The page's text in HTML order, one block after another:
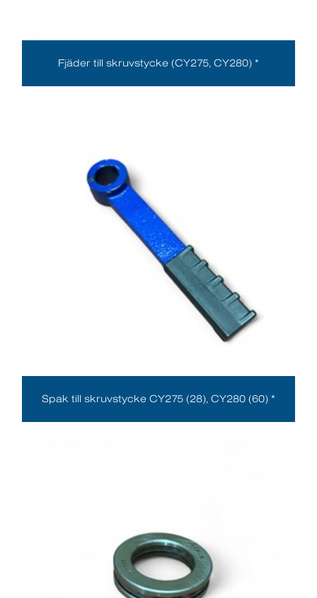
Fjäder till skruvstycke (CY275, CY280) *
Spak till skruvstycke CY275 (28), CY280 (60) *